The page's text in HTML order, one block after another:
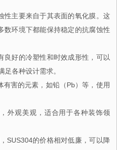
性主要来自于其表面的氧化膜。这
数环境下都能保持稳定的抗腐蚀性
良好的冷塑性和时效成形性，可以
足各种设计需求。
有害的元素，如铅（Pb）等，使用
外观美观，适合用于各种装饰领
SUS304的价格相对低廉，可以降